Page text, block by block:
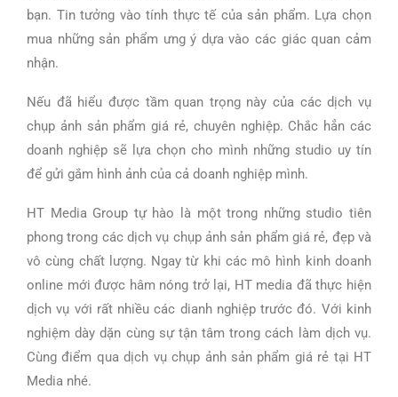
bạn. Tin tưởng vào tính thực tế của sản phẩm. Lựa chọn
mua những sản phẩm ưng ý dựa vào các giác quan cảm
nhận.
Nếu đã hiểu được tầm quan trọng này của các dịch vụ
chụp ảnh sản phẩm giá rẻ, chuyên nghiệp. Chắc hẳn các
doanh nghiệp sẽ lựa chọn cho mình những studio uy tín
để gửi gắm hình ảnh của cả doanh nghiệp mình.
HT Media Group tự hào là một trong những studio tiên
phong trong các dịch vụ chụp ảnh sản phẩm giá rẻ, đẹp và
vô cùng chất lượng. Ngay từ khi các mô hình kinh doanh
online mới được hâm nóng trở lại, HT media đã thực hiện
dịch vụ với rất nhiều các dianh nghiệp trước đó. Với kinh
nghiệm dày dặn cùng sự tận tâm trong cách làm dịch vụ.
Cùng điểm qua dịch vụ chụp ảnh sản phẩm giá rẻ tại HT
Media nhé.